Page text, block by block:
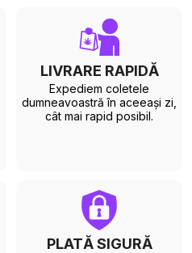
LIVRARE RAPIDĂ
Expediem coletele
dumneavoastră în aceeași zi,
cât mai rapid posibil.
PLATĂ SIGURĂ